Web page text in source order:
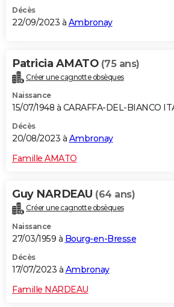
Décès
22/09/2023 à Ambronay
Patricia AMATO (75 ans)
Créer une cagnotte obsèques
Naissance
15/07/1948 à CARAFFA-DEL-BIANCO
Décès
20/08/2023 à Ambronay
Famille AMATO
Guy NARDEAU (64 ans)
Créer une cagnotte obsèques
Naissance
27/03/1959 à Bourg-en-Bresse
Décès
17/07/2023 à Ambronay
Famille NARDEAU